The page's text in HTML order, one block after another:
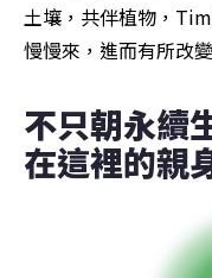
土壤，共伴植物，
慢慢來，進而有所改
不只朝永續
在這裡的親